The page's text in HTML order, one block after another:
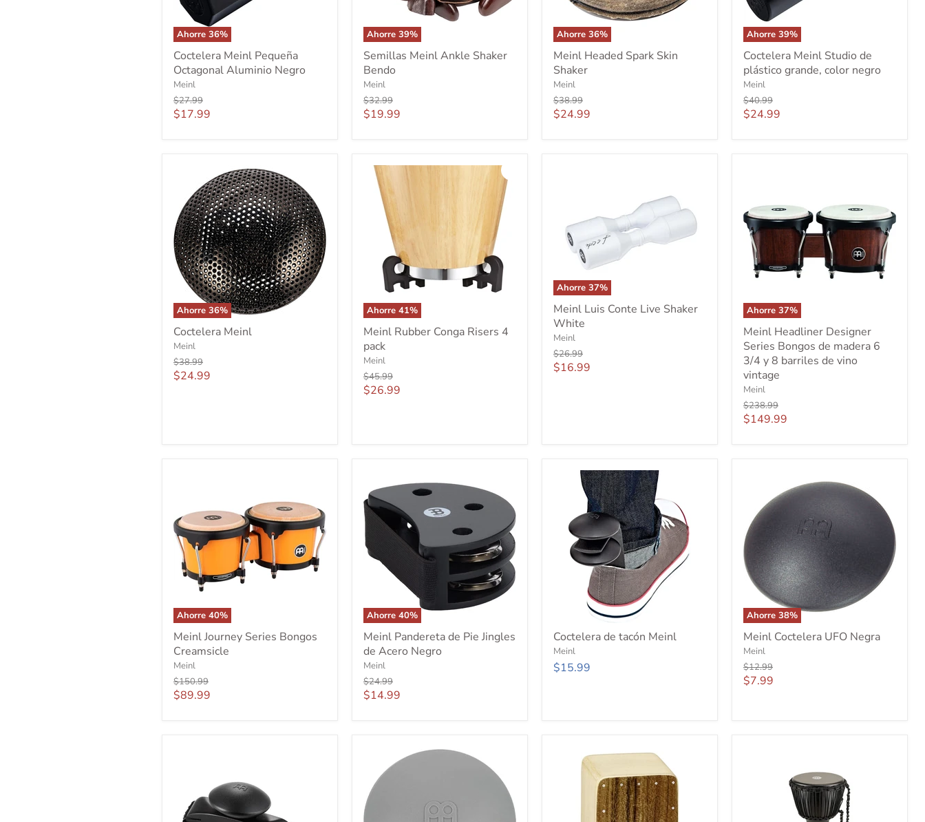
Ahorre 36%
Coctelera
Meinl
Pequeña
Octagonal
Aluminio
Negro
Coctelera Meinl Pequeña
Octagonal Aluminio Negro
Meinl
Precio
original
$27.99
Precio
$17.99
Ahorre 39%
Semillas
Meinl
Ankle
Shaker
Bendo
Semillas Meinl Ankle Shaker
Bendo
Meinl
Precio
original
$32.99
Precio
$19.99
Ahorre 36%
Meinl
Headed
Spark
Skin
Shaker
Meinl Headed Spark Skin
Shaker
Meinl
Precio
original
$38.99
Precio
$24.99
Ahorre 39%
Coctelera
Meinl
Studio
de
plástico
grande,
color
Coctelera Meinl Studio de
plástico grande, color negro
Meinl
Precio
original
$40.99
Precio
$24.99
Ahorre 36%
Coctelera
Meinl
Coctelera Meinl
Meinl
Precio
original
$38.99
Precio
$24.99
Ahorre 41%
Meinl
Rubber
Conga
Risers
4
pack
Meinl Rubber Conga Risers 4
pack
Meinl
Precio
original
$45.99
Precio
$26.99
Ahorre 37%
Meinl
Luis
Conte
Live
Shaker
White
Meinl Luis Conte Live Shaker
White
Meinl
Precio
original
$26.99
Precio
$16.99
Ahorre 37%
Meinl
Headliner
Designer
Series
Bongos
de
madera
6
3/4
vintage
Meinl Headliner Designer
Series Bongos de madera 6
3/4 y 8 barriles de vino
vintage
Meinl
Precio
original
$238.99
Precio
$149.99
Ahorre 40%
Meinl
Journey
Series
Bongos
Creamsicle
Meinl Journey Series Bongos
Creamsicle
Meinl
Precio
original
$150.99
Precio
$89.99
Ahorre 40%
Meinl
Pandereta
de
Pie
Jingles
de
Acero
Meinl Pandereta de Pie Jingles
de Acero Negro
Meinl
Precio
original
$24.99
Precio
$14.99
Coctelera
de
tacón
Meinl
Coctelera de tacón Meinl
Meinl
$15.99
Ahorre 38%
Meinl
Coctelera
UFO
Negra
Meinl Coctelera UFO Negra
Meinl
Precio
original
$12.99
Precio
$7.99